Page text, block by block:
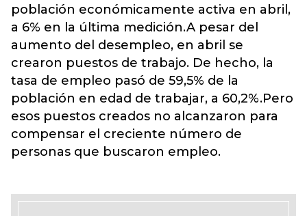
población económicamente activa en abril,
a 6% en la última medición.A pesar del
aumento del desempleo, en abril se
crearon puestos de trabajo. De hecho, la
tasa de empleo pasó de 59,5% de la
población en edad de trabajar, a 60,2%.Pero
esos puestos creados no alcanzaron para
compensar el creciente número de
personas que buscaron empleo.